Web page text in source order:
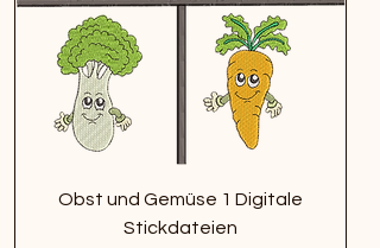
Obst und Gemüse 1 Digitale
Stickdateien